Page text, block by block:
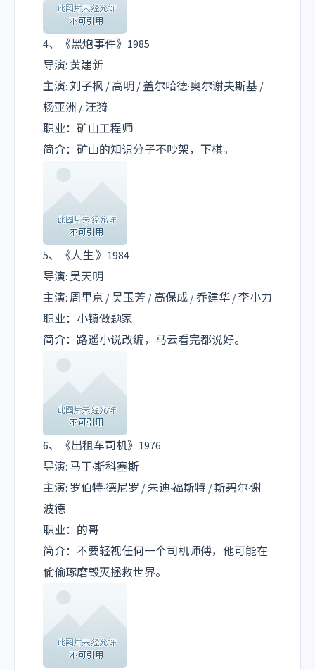
4、《黑炮事件》1985
导演: 黄建新
主演: 刘子枫 / 高明 / 盖尔哈德·奥尔谢夫斯基 /
杨亚洲 / 汪漪
职业：矿山工程师
简介：矿山的知识分子不吵架，下棋。
5、《人生 》1984
导演: 吴天明
主演: 周里京 / 吴玉芳 / 高保成 / 乔建华 / 李小力
职业：小镇做题家
简介：路遥小说改编，马云看完都说好。
6、《出租车司机》1976
导演: 马丁·斯科塞斯
主演: 罗伯特·德尼罗 / 朱迪·福斯特 / 斯碧尔·谢
波德
职业：的哥
简介：不要轻视任何一个司机师傅，他可能在
偷偷琢磨毁灭拯救世界。